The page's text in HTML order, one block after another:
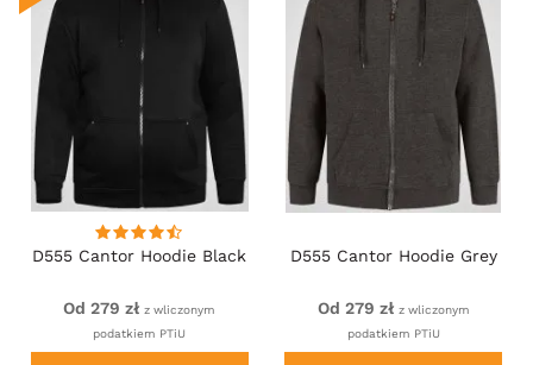
D555 Cantor Hoodie Black
Od 279 zł z wliczonym
podatkiem PTiU
D555 Cantor Hoodie Grey
Od 279 zł z wliczonym
podatkiem PTiU